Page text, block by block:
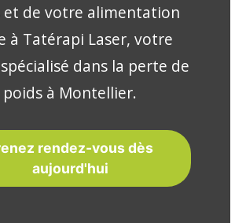
et de votre alimentation
à Tatérapi Laser, votre
dans la perte de
poids à Montellier.
rendez-vous dès
aujourd'hui